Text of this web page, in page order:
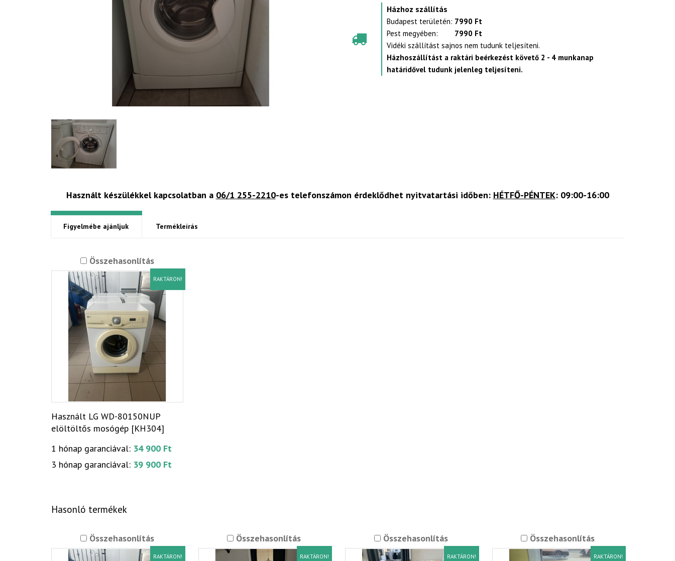
Házhoz szállítás
Budapest területén: 7990 Ft
Pest megyében:
7990 Ft
Vidéki szállítást sajnos nem tudunk teljesíteni.
Házhoszállítást a raktári beérkezést követő 2 - 4 munkanap
határidővel tudunk jelenleg teljesíteni.
Használt készülékkel kapcsolatban a 06/1 255-2210-es telefonszámon érdeklődhet nyitvatartási időben: HÉTFŐ-PÉNTEK: 09:00-16:00
Figyelmébe ajánljuk Termékleírás
Összehasonlítás
RAKTÁRON!
Használt LG WD-80150NUP
elöltöltős mosógép [KH304]
1 hónap garanciával: 34 900 Ft
3 hónap garanciával: 39 900 Ft
Hasonló termékek
Összehasonlítás
RAKTÁRON!
Összehasonlítás
RAKTÁRON!
Összehasonlítás
RAKTÁRON!
Összehasonlítás
RAKTÁRON!